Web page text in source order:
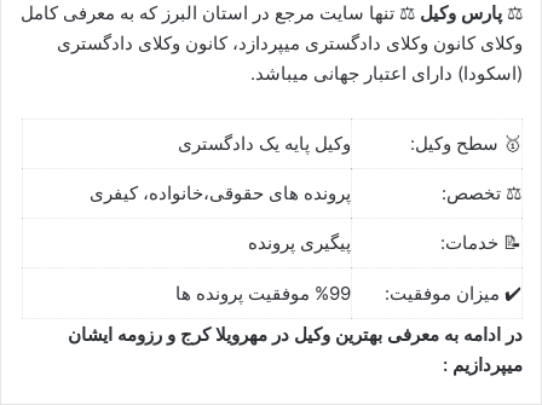
⚖ پارس وکیل ⚖ تنها سایت مرجع در استان البرز که به معرفی کامل
وکلای کانون وکلای دادگستری میپردازد، کانون وکلای دادگستری
(اسکودا) دارای اعتبار جهانی میباشد.
🥇 سطح وکیل: وکیل پایه یک دادگستری
⚖️ تخصص: پرونده های حقوقی،خانواده، کیفری
📝 خدمات: پیگیری پرونده
✔️ میزان موفقیت:
%99 موفقیت پرونده ها
در ادامه به معرفی بهترین وکیل در مهرویلا کرج و رزومه ایشان
میپردازیم :